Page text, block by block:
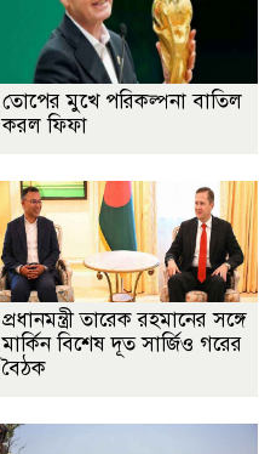
তোপের মুখে পরিকল্পনা বাতিল
করল ফিফা
প্রধানমন্ত্রী তারেক রহমানের সঙ্গে
মার্কিন বিশেষ দূত সার্জিও গরের
বৈঠক